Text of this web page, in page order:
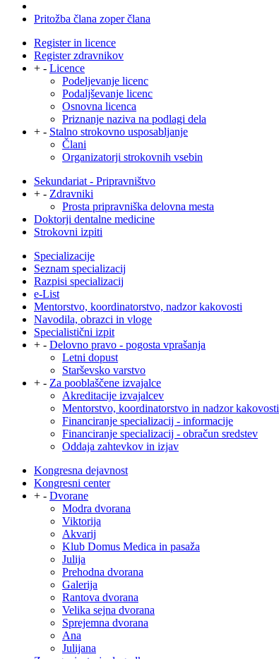
Pritožba člana zoper člana
Register in licence
Register zdravnikov
+ - Licence
Podeljevanje licenc
Podaljševanje licenc
Osnovna licenca
Priznanje naziva na podlagi dela
+ - Stalno strokovno usposabljanje
Člani
Organizatorji strokovnih vsebin
Sekundariat - Pripravništvo
+ - Zdravniki
Prosta pripravniška delovna mesta
Doktorji dentalne medicine
Strokovni izpiti
Specializacije
Seznam specializacij
Razpisi specializacij
e-List
Mentorstvo, koordinatorstvo, nadzor kakovosti
Navodila, obrazci in vloge
Specialistični izpit
+ - Delovno pravo - pogosta vprašanja
Letni dopust
Starševsko varstvo
+ - Za pooblaščene izvajalce
Akreditacije izvajalcev
Mentorstvo, koordinatorstvo in nadzor kakovosti
Financiranje specializacij - informacije
Financiranje specializacij - obračun sredstev
Oddaja zahtevkov in izjav
Kongresna dejavnost
Kongresni center
+ - Dvorane
Modra dvorana
Viktorija
Akvarij
Klub Domus Medica in pasaža
Julija
Prehodna dvorana
Galerija
Rantova dvorana
Velika sejna dvorana
Sprejemna dvorana
Ana
Julijana